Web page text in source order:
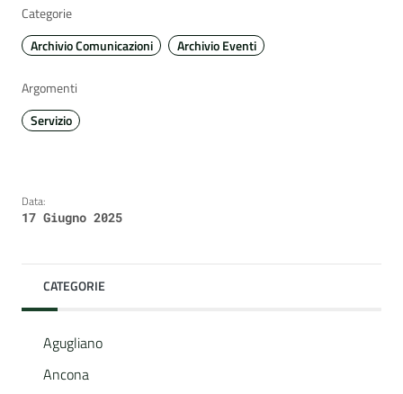
Categorie
Archivio Comunicazioni
Archivio Eventi
Argomenti
Servizio
Data:
17 Giugno 2025
CATEGORIE
Agugliano
Ancona